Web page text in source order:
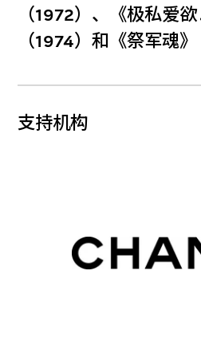
（1972）、《极私爱
（1974）和《祭军魂》
支持机构